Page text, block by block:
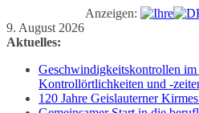
Anzeigen:
Zum
Inhalt
9. August 2026
Aktuelles:
Geschwindigkeitskontrollen
Kontrollörtlichkeiten und -
120 Jahre Geislauterner